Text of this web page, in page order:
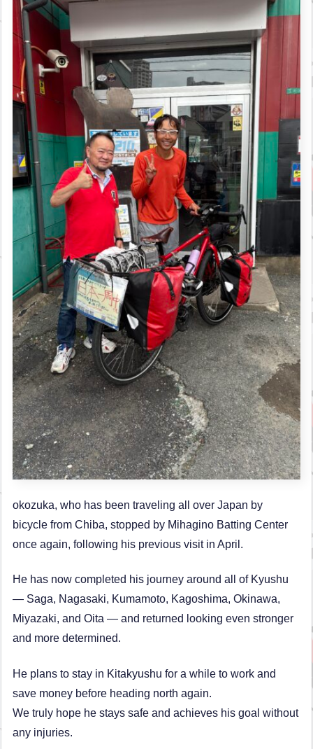
okozuka, who has been traveling all over Japan by
bicycle from Chiba, stopped by Mihagino Batting Center
once again, following his previous visit in April.
He has now completed his journey around all of Kyushu
— Saga, Nagasaki, Kumamoto, Kagoshima, Okinawa,
Miyazaki, and Oita — and returned looking even stronger
and more determined.
He plans to stay in Kitakyushu for a while to work and
save money before heading north again.
We truly hope he stays safe and achieves his goal without
any injuries.